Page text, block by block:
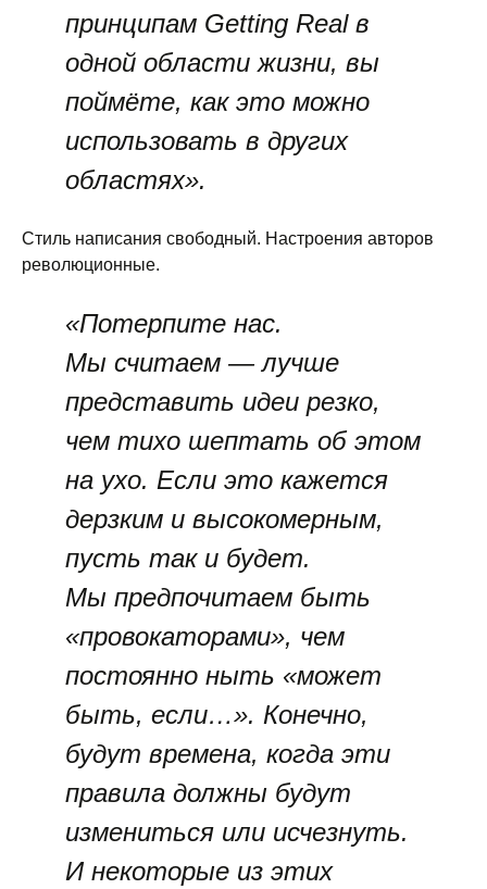
принципам Getting Real в
одной области жизни, вы
поймёте, как это можно
использовать в других
областях».
Стиль написания свободный. Настроения авторов
революционные.
«Потерпите нас.
Мы считаем — лучше
представить идеи резко,
чем тихо шептать об этом
на ухо. Если это кажется
дерзким и высокомерным,
пусть так и будет.
Мы предпочитаем быть
«провокаторами», чем
постоянно ныть «может
быть, если…». Конечно,
будут времена, когда эти
правила должны будут
измениться или исчезнуть.
И некоторые из этих